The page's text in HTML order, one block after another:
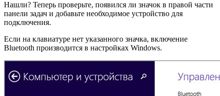
Нашли? Теперь проверьте, появился ли значок в правой части
панели задач и добавьте необходимое устройство для
подключения.
Если на клавиатуре нет указанного значка, включение
Bluetooth производится в настройках Windows.